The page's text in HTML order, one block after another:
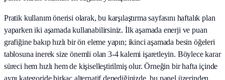
Pratik kullanım önerisi olarak, bu karşılaştırma sayfasını haftalık plan
yaparken iki aşamada kullanabilirsiniz. İlk aşamada enerji ve puan
grafiğine bakıp hızlı bir ön eleme yapın; ikinci aşamada besin öğeleri
tablosuna inerek size önemli olan 3-4 kalemi işaretleyin. Böylece karar
süreci hem hızlı hem de kişiselleştirilmiş olur. Örneğin bir hafta içinde
aynı kategoride birkaç alternatif denediğinizde, bu panel üzerinden